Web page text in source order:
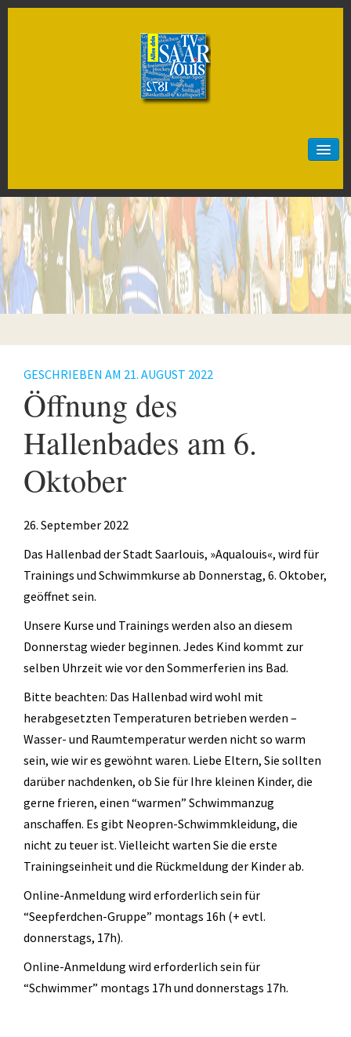
Sportarten
Artistik
Badminton
Baseball
Gesundheit
Aqua-Jogging
Indian Balance
Herzsport – REHA
Lungensport – REHA
Orthopädie – REHA
Tai Chi
Yoga
Geräteturnen
Kletterknirpse
Kraft und Fitness
Leichtathletik
Schwimmen
Schwimmen lernen
Seepferdchen
Schwimmer
Sportabzeichen
GESCHRIEBEN AM 21. AUGUST 2022
Öffnung des
Hallenbades am 6.
Oktober
26. September 2022
Das Hallenbad der Stadt Saarlouis, »Aqualouis«, wird für
Trainings und Schwimmkurse ab Donnerstag, 6. Oktober,
geöffnet sein.
Unsere Kurse und Trainings werden also an diesem
Donnerstag wieder beginnen. Jedes Kind kommt zur
selben Uhrzeit wie vor den Sommerferien ins Bad.
Bitte beachten: Das Hallenbad wird wohl mit
herabgesetzten Temperaturen betrieben werden –
Wasser- und Raumtemperatur werden nicht so warm
sein, wie wir es gewöhnt waren. Liebe Eltern, Sie sollten
darüber nachdenken, ob Sie für Ihre kleinen Kinder, die
gerne frieren, einen “warmen” Schwimmanzug
anschaffen. Es gibt Neopren-Schwimmkleidung, die
nicht zu teuer ist. Vielleicht warten Sie die erste
Trainingseinheit und die Rückmeldung der Kinder ab.
Online-Anmeldung wird erforderlich sein für
“Seepferdchen-Gruppe” montags 16h (+ evtl.
donnerstags, 17h).
Online-Anmeldung wird erforderlich sein für
“Schwimmer” montags 17h und donnerstags 17h.